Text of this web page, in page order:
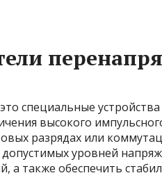
специальные
высокого
разрядах или
уровней
а также обеспечить